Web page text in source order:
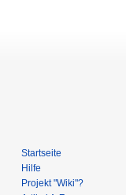
Startseite
Hilfe
Projekt "Wiki"?